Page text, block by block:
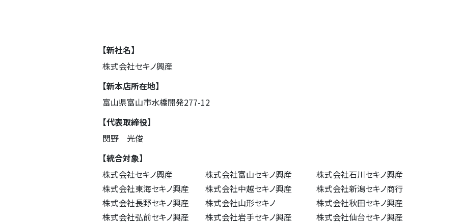
【新社名】
株式会社セキノ興産
【新本店所在地】
富山県富山市水橋開発277-12
【代表取締役】
関野 光俊
【統合対象】
株式会社セキノ興産 株式会社富山セキノ興産 株式会社石川セキノ興産
株式会社東海セキノ興産 株式会社中越セキノ興産 株式会社新潟セキノ商行
株式会社長野セキノ興産 株式会社山形セキノ 株式会社秋田セキノ興産
株式会社弘前セキノ興産 株式会社岩手セキノ興産 株式会社仙台セキノ興産